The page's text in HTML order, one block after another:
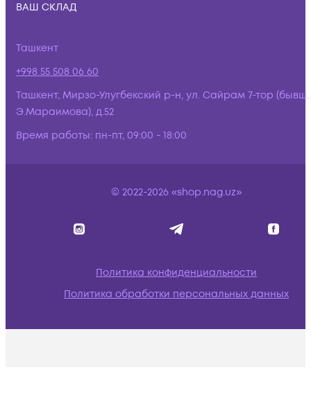
ВАШ СКЛАД
Ташкент
+998 55 508 06 60
Ташкент, Мирзо-Улугбекский р-н, ул. Сайрам 7-тор (бывш.
Э.Мараимова), д.52
Время работы: пн-пт, 09:00 - 18:00
© 2022-2026 «shop.nag.uz»
Политика конфиденциальности
Политика обработки персональных данных